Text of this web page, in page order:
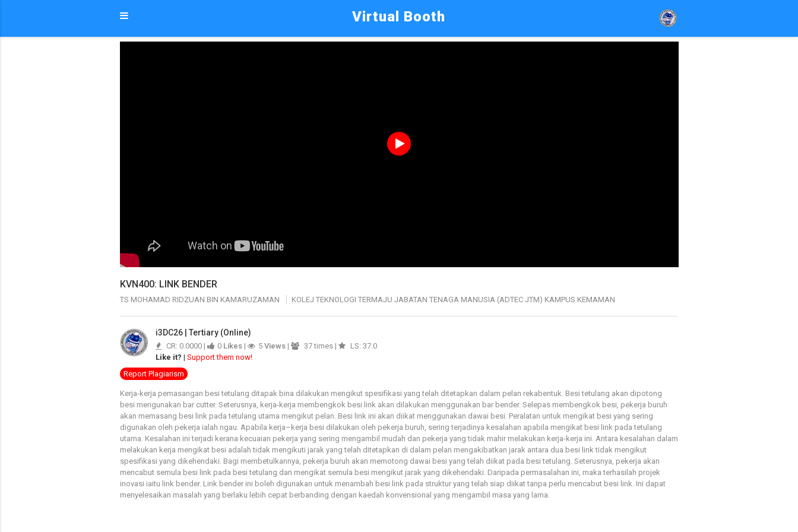
Virtual Booth
KVN400: LINK BENDER
TS MOHAMAD RIDZUAN BIN KAMARUZAMAN KOLEJ TEKNOLOGI TERMAJU JABATAN TENAGA MANUSIA (ADTEC JTM) KAMPUS KEMAMAN
i3DC26 | Tertiary (Online)
CR: 0.0000 | 0Likes| 5Views| 37 times |
LS: 37.0
Like it? | Support them now!
Report Plagiarism
Kerja-kerja pemasangan besi tetulang ditapak bina dilakukan mengikut spesifikasi yang telah ditetapkan dalam pelan rekabentuk. Besi tetulang akan dipotong
besi mengunakan bar cutter. Seterusnya, kerja-kerja membengkok besi link akan dilakukan menggunakan bar bender. Selepas membengkok besi, pekerja buruh
akan memasang besi link pada tetulang utama mengikut pelan. Besi link ini akan diikat menggunakan dawai besi. Peralatan untuk mengikat besi yang sering
digunakan oleh pekerja ialah ngau. Apabila kerja–kerja besi dilakukan oleh pekerja buruh, sering terjadinya kesalahan apabila mengikat besi link pada tetulang
utama. Kesalahan ini terjadi kerana kecuaian pekerja yang sering mengambil mudah dan pekerja yang tidak mahir melakukan kerja-kerja ini. Antara kesalahan dalam
melakukan kerja mengikat besi adalah tidak mengikuti jarak yang telah ditetapkan di dalam pelan mengakibatkan jarak antara dua besi link tidak mengikut
spesifikasi yang dikehendaki. Bagi membetulkannya, pekerja buruh akan memotong dawai besi yang telah diikat pada besi tetulang. Seterusnya, pekerja akan
mencabut semula besi link pada besi tetulang dan mengikat semula besi mengikut jarak yang dikehendaki. Daripada permasalahan ini, maka terhasilah projek
inovasi iaitu link bender. Link bender ini boleh digunakan untuk menambah besi link pada struktur yang telah siap diikat tanpa perlu mencabut besi link. Ini dapat
menyelesaikan masalah yang berlaku lebih cepat berbanding dengan kaedah konvensional yang mengambil masa yang lama.